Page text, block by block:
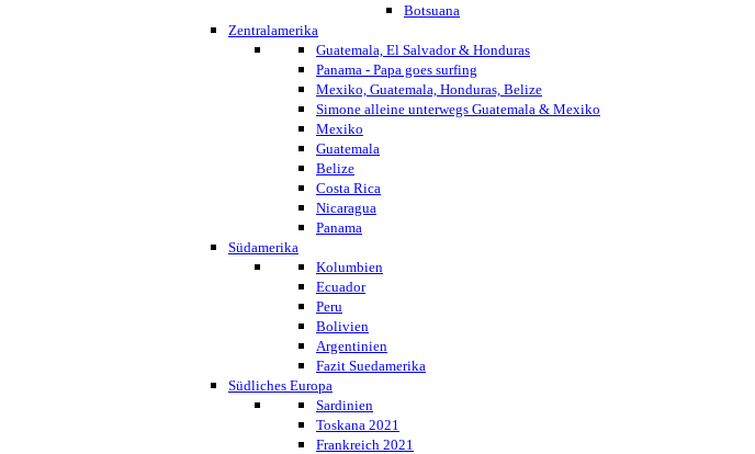
Botsuana
Zentralamerika
Guatemala, El Salvador & Honduras
Panama - Papa goes surfing
Mexiko, Guatemala, Honduras, Belize
Simone alleine unterwegs Guatemala & Mexiko
Mexiko
Guatemala
Belize
Costa Rica
Nicaragua
Panama
Südamerika
Kolumbien
Ecuador
Peru
Bolivien
Argentinien
Fazit Suedamerika
Südliches Europa
Sardinien
Toskana 2021
Frankreich 2021